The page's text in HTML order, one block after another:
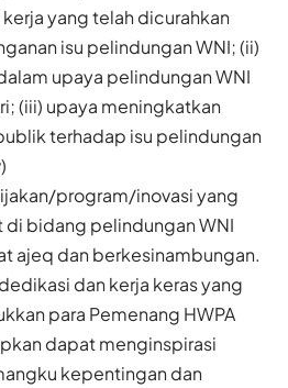
yang telah dicurahkan
isu pelindungan WNI; (ii)
upaya pelindungan WNI
(iii) upaya meningkatkan
terhadap isu pelindungan
program/inovasi yang
di bidang pelindungan WNI
ajeq dan berkesinambungan.
dan kerja keras yang
para Pemenang HWPA
dapat menginspirasi
kepentingan dan